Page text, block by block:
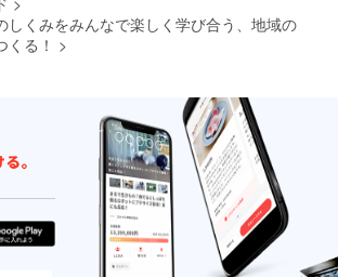
にて告
ます。
・ 今
回のイ
ベント
券は、
当団体
主催イ
ベント
につい
てはす
べて適
治市、
予市、
宇和島
市 【過
去の実
施例：
愛媛県
外】山
口県、
沖縄県
・ 日
愛媛県
内が中
山市が
中心と
なりま
すが、
開催時
期や内
容に
よって
様々で
す。
でよの
なかの
あう体
験イベ
ント
や、中
高生に
よる小
学生向
けの
ワーク
ショッ
高校生
を含
いま
す。
・ 大
人向け
のイベ
ント
は、シ
ティズ
ンシッ
プ（主
作に協
力した
フリテ
ラシー
ゲー
ム」 1
セット
※ ライ
フリテ
ラシー
ゲーム
につい
しくみをみんなで楽しく学び合う、地域の
る！ >